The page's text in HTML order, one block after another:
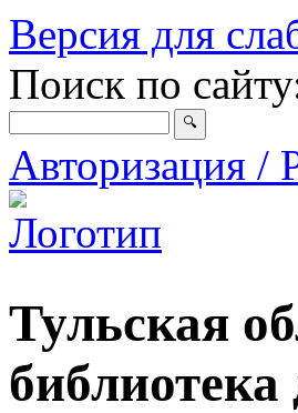
Версия для
Поиск по
Авторизация /
Тульская